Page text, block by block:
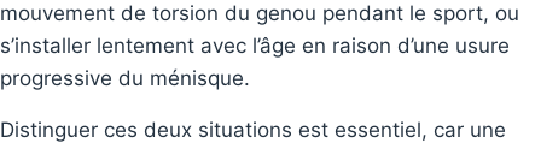
mouvement de torsion du genou pendant le sport, ou
s’installer lentement avec l’âge en raison d’une usure
progressive du ménisque.
Distinguer ces deux situations est essentiel, car une